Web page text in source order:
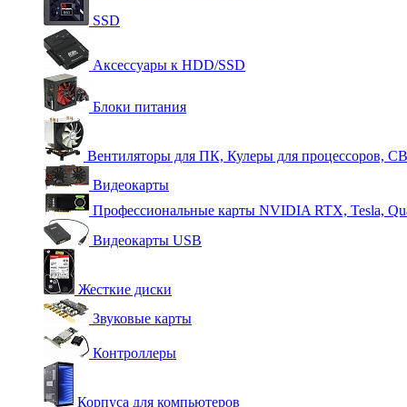
SSD
Аксессуары к HDD/SSD
Блоки питания
Вентиляторы для ПК, Кулеры для процессоров,
Видеокарты
Профессиональные карты NVIDIA RTX, Tesla,
Видеокарты USB
Жесткие диски
Звуковые карты
Контроллеры
Корпуса для компьютеров